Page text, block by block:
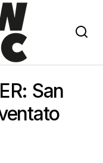
San